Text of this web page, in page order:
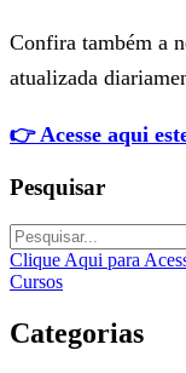
Confira também a
atualizada
👉 Acesse aqui
Pesquisar
Clique Aqui para
Cursos
Categorias